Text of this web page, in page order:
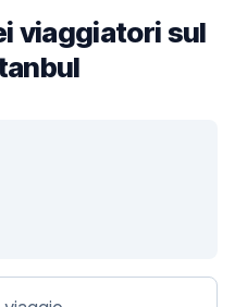
viaggiatori sul